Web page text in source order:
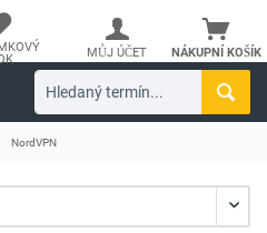
NÁKUPNÍ KOŠÍK
MŮJ ÚČET
NordVPN